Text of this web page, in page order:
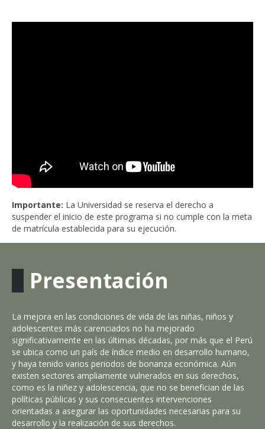
I​​mportante: La Universidad se reserva el derecho a
suspender el inicio de este programa si no cumple con la meta
de matrícula establecida para su ejecución.
Presentación
La mejora en las condiciones de vida de las niñas, niños y
adolescentes más carenciados no ha mejorado
significativamente en las últimas décadas, por más que el Perú
se ubica como un país de índice medio en desarrollo humano,
y haya tenido varios periodos de bonanza económica. Aún
existen sectores ampliamente vulnerados en sus derechos,
como es la niñez y adolescencia, que no se benefician de las
políticas públicas y sus consecuentes intervenciones
orientadas a asegurar las oportunidades necesarias para su
desarrollo y la realización de sus derechos.